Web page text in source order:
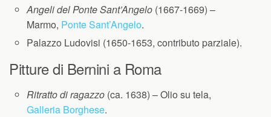
Angeli del Ponte Sant’Angelo (1667-1669) –
Marmo, Ponte Sant’Angelo.
Palazzo Ludovisi (1650-1653, contributo parziale).
Pitture di Bernini a Roma
Ritratto di ragazzo (ca. 1638) – Olio su tela,
Galleria Borghese.